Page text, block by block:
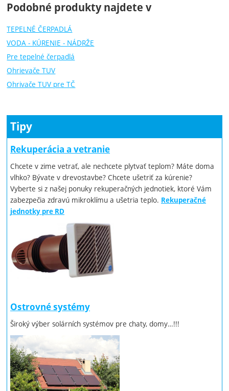
Podobné produkty najdete v
TEPELNÉ ČERPADLÁ
VODA - KÚRENIE - NÁDRŽE
Pre tepelné čerpadlá
Ohrievače TUV
Ohrivače TUV pre TČ
Tipy
Rekuperácia a vetranie
Chcete v zime vetrať, ale nechcete plytvať teplom? Máte doma
vlhko? Bývate v drevostavbe? Chcete ušetriť za kúrenie?
Vyberte si z našej ponuky rekuperačných jednotiek, ktoré Vám
zabezpečia zdravú mikroklímu a ušetria teplo. Rekuperačné
jednotky pre RD
Ostrovné systémy
Široký výber solárních systémov pre chaty, domy…!!!